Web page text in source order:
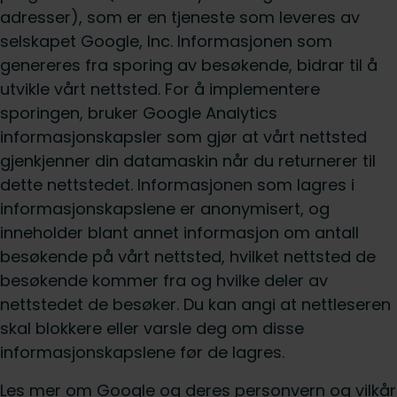
adresser), som er en tjeneste som leveres av
selskapet Google, Inc. Informasjonen som
genereres fra sporing av besøkende, bidrar til å
utvikle vårt nettsted. For å implementere
sporingen, bruker Google Analytics
informasjonskapsler som gjør at vårt nettsted
gjenkjenner din datamaskin når du returnerer til
dette nettstedet. Informasjonen som lagres i
informasjonskapslene er anonymisert, og
inneholder blant annet informasjon om antall
besøkende på vårt nettsted, hvilket nettsted de
besøkende kommer fra og hvilke deler av
nettstedet de besøker. Du kan angi at nettleseren
skal blokkere eller varsle deg om disse
informasjonskapslene før de lagres.
Les mer om Google og deres personvern og vilkår